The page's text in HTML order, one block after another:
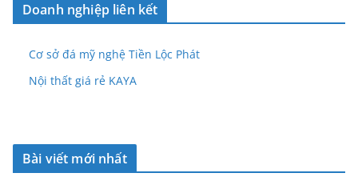
Doanh nghiệp liên kết
Cơ sở đá mỹ nghệ Tiền Lộc Phát
Nội thất giá rẻ KAYA
Bài viết mới nhất